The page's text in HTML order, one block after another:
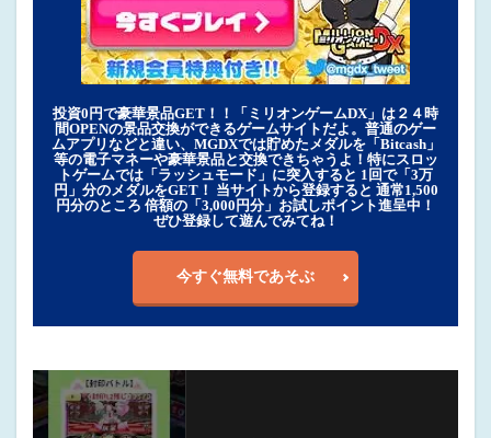
投資0円で豪華景品GET！！「ミリオンゲームDX」は２４時
間OPENの景品交換ができるゲームサイトだよ。普通のゲー
ムアプリなどと違い、MGDXでは貯めたメダルを「Bitcash」
等の電子マネーや豪華景品と交換できちゃうよ！特にスロッ
トゲームでは「ラッシュモード」に突入すると 1回で「3万
円」分のメダルをGET！ 当サイトから登録すると 通常1,500
円分のところ 倍額の「3,000円分」お試しポイント進呈中！
ぜひ登録して遊んでみてね！
今すぐ無料であそぶ